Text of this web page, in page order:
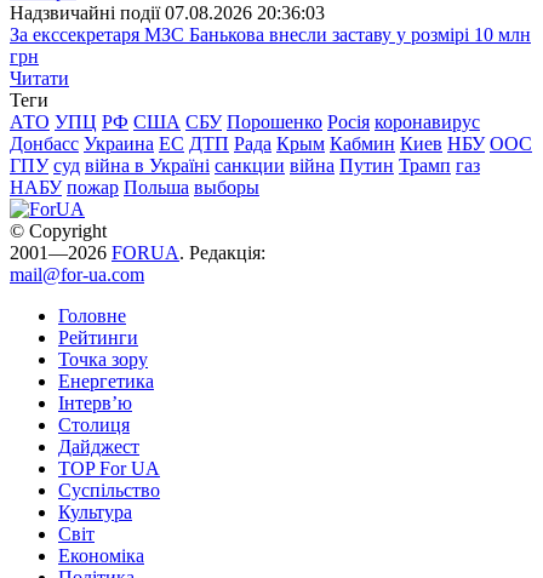
Надзвичайні події 07.08.2026 20:36:03
За екссекретаря МЗС Банькова внесли заставу у розмірі 10 млн
грн
Читати
Теги
АТО УПЦ РФ США СБУ Порошенко Росія коронавирус
Донбасс Украина ЕС ДТП Рада Крым Кабмин Киев НБУ ООС
ГПУ суд війна в Україні санкции війна Путин Трамп газ
НАБУ пожар Польша выборы
© Copyright
2001—2026 FORUA. Редакція:
mail@for-ua.com
Головне
Рейтинги
Точка зору
Енергетика
Інтерв’ю
Столиця
Дайджест
TOP For UA
Суспiльство
Культура
Світ
Економіка